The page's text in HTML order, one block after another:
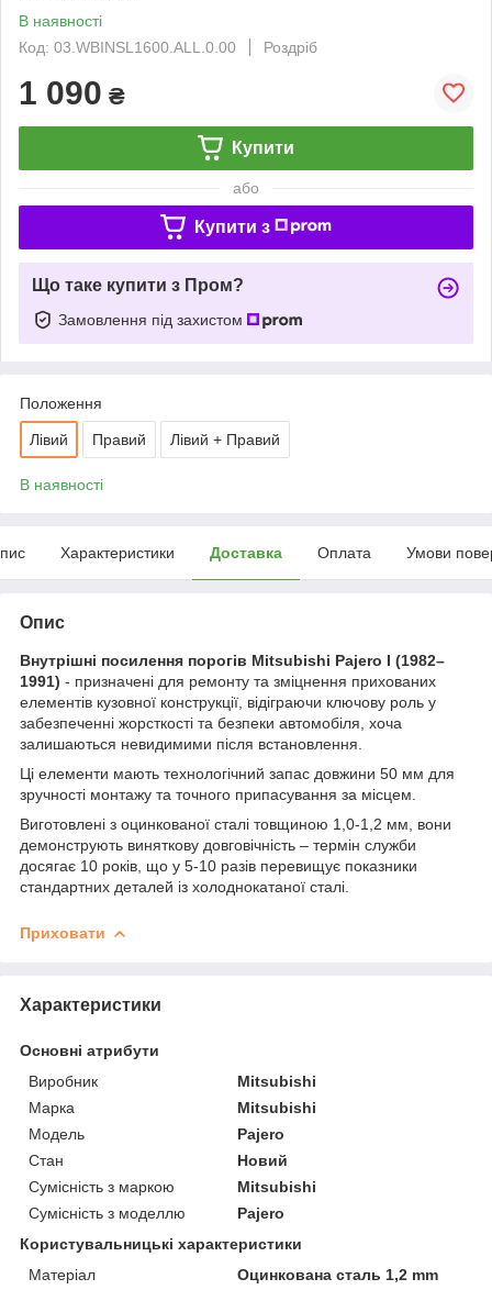
В наявності
Код: 03.WBINSL1600.ALL.0.00
Роздріб
1 090 ₴
Купити
або
Купити з
Що таке купити з Пром?
Замовлення під захистом
Положення
Лівий Правий Лівий + Правий
В наявності
Характеристики Доставка Оплата Умови
Опис
Внутрішні посилення порогів Mitsubishi Pajero I (1982–
1991) - призначені для ремонту та зміцнення прихованих
елементів кузовної конструкції, відіграючи ключову роль у
забезпеченні жорсткості та безпеки автомобіля, хоча
залишаються невидимими після встановлення.
Ці елементи мають технологічний запас довжини 50 мм для
зручності монтажу та точного припасування за місцем.
Виготовлені з оцинкованої сталі товщиною 1,0-1,2 мм, вони
демонструють виняткову довговічність – термін служби
досягає 10 років, що у 5-10 разів перевищує показники
стандартних деталей із холоднокатаної сталі.
Приховати
Характеристики
Основні атрибути
Виробник
Mitsubishi
Марка
Mitsubishi
Модель
Pajero
Стан
Новий
Сумісність з маркою
Mitsubishi
Сумісність з моделлю
Pajero
Користувальницькі характеристики
Матеріал
Оцинкована сталь 1,2 mm